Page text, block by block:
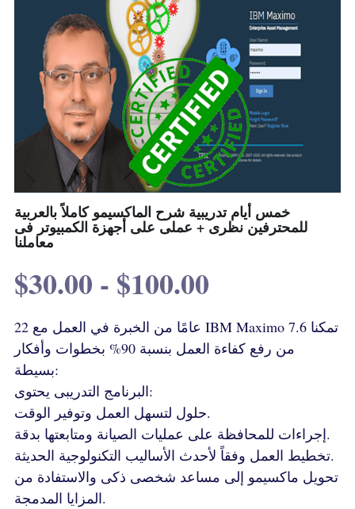
خمس أيام تدريبية شرح الماكسيمو كاملاً بالعربية
للمحترفين نظرى + عملى على أجهزة الكمبيوتر فى
معاملنا
$30.00 - $100.00
22 عامًا من الخبرة في العمل مع IBM Maximo 7.6 تمكنا
من رفع كفاءة العمل بنسبة 90% بخطوات وأفكار
بسيطة:
البرنامج التدريبى يحتوى:
حلول لتسهل العمل وتوفير الوقت.
إجراءات للمحافظة على عمليات الصيانة ومتابعتها بدقة.
تخطيط العمل وفقاً لأحدث الأساليب التكنولوجية الحديثة.
تحويل ماكسيمو إلى مساعد شخصى ذكى والاستفادة من
المزايا المدمجة.